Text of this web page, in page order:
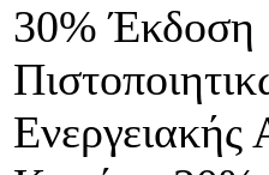
30% Έκδοση
Ενεργειακής